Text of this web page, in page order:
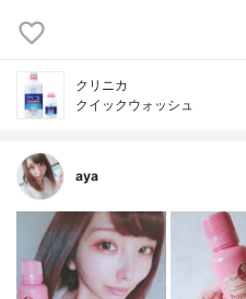
クリニカ
クイックウォッシュ
aya